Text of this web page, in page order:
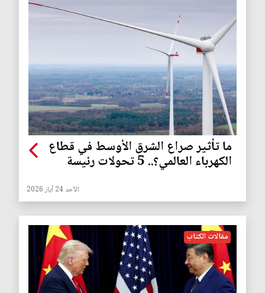
ما تأثير صراع الشرق الأوسط في قطاع
الكهرباء العالمي؟.. 5 تحولات رئيسة
الأحد 24 آيار 2026
مقالات الكتاب